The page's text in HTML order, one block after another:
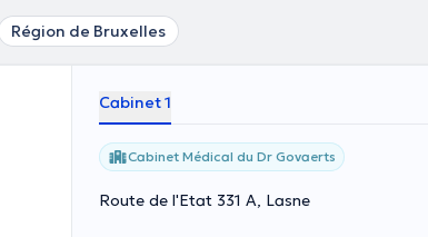
Région de Bruxelles
Cabinet 1
Cabinet Médical du Dr Govaerts
Route de l'Etat 331 A, Lasne